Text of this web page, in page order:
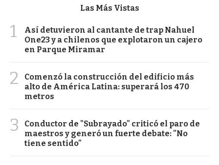
Las Más Vistas
1
Así detuvieron al cantante de trap Nahuel
One23 y a chilenos que explotaron un cajero
en Parque Miramar
2
Comenzó la construcción del edificio más
alto de América Latina: superará los 470
metros
3
Conductor de "Subrayado" criticó el paro de
maestros y generó un fuerte debate: "No
tiene sentido"